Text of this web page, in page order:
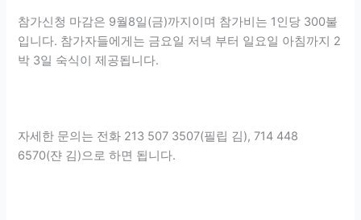
참가신청 마감은 9월8일(금)까지이며 참가비는 1인당 300불
입니다. 참가자들에게는 금요일 저녁 부터 일요일 아침까지 2
박 3일 숙식이 제공됩니다.
자세한 문의는 전화 213 507 3507(필립 김), 714 448
6570(쟌 김)으로 하면 됩니다.